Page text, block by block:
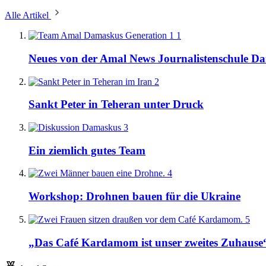
Alle Artikel
1
Neues von der Amal News Journalistenschule
2
Sankt Peter in Teheran unter Druck
3
Ein ziemlich gutes Team
4
Workshop: Drohnen bauen für die Ukraine
5
„Das Café Kardamom ist unser zweites